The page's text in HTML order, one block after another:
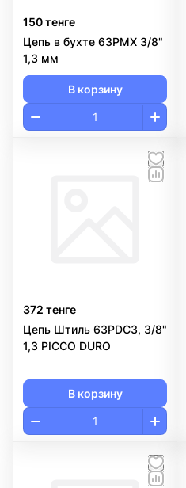
150 тенге
Цепь в бухте 63PMX 3/8"
1,3 мм
В корзину
372 тенге
Цепь Штиль 63PDC3, 3/8"
1,3 PICCO DURO
В корзину